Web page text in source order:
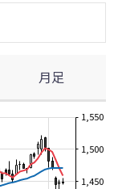
月足
1,450
1,500
1,550